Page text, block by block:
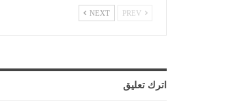
NEXT
اترك تعليق